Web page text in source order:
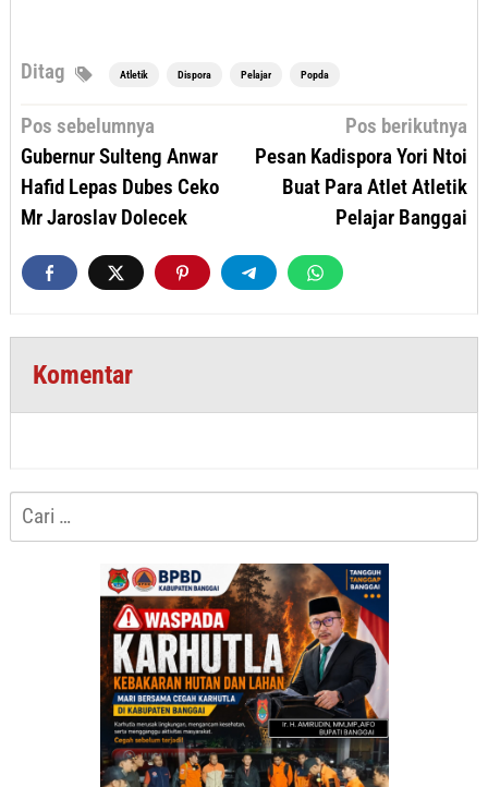
Ditag Atletik Dispora Pelajar Popda
Navigasi
Pos sebelumnya
Gubernur Sulteng Anwar
Hafid Lepas Dubes Ceko
Mr Jaroslav Dolecek
Pos berikutnya
Pesan Kadispora Yori Ntoi
Buat Para Atlet Atletik
Pelajar Banggai
Komentar
Cari
untuk: